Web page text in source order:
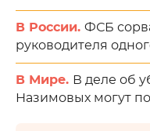
В России. ФСБ
руководителя
В Мире. В деле об
Назимовых могут